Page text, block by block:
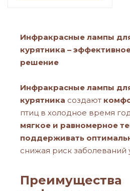
Инфракрасные лампы
курятника –
решение
Инфракрасные лампы
курятника создают
птиц в холодное время
мягкое и равномерное
поддерживать
снижая риск заболеваний
Преимущества